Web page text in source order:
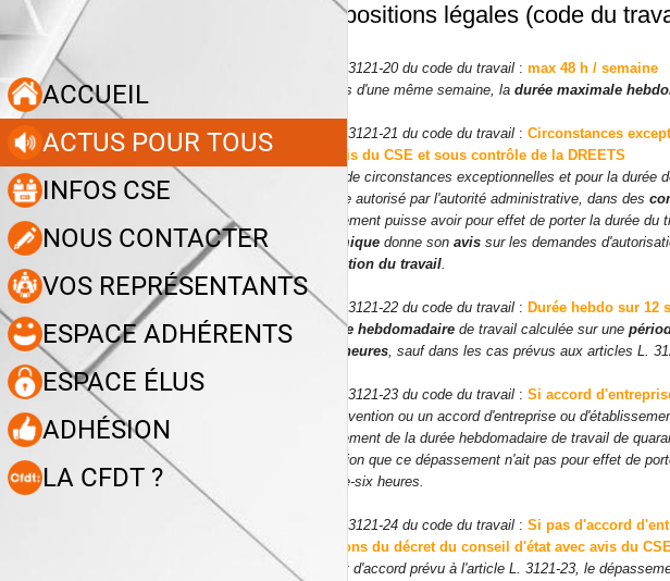
ACCUEIL
ACTUS POUR TOUS
INFOS CSE
NOUS CONTACTER
VOS REPRÉSENTANTS
ESPACE ADHÉRENTS
ESPACE ÉLUS
ADHÉSION
LA CFDT ?
Disopositions légales (code du
Article L3121-20 du code du travail : max 48 h / semaine
Au cours d'une même semaine, la durée maximale
Article L3121-21 du code du travail : Circonstances
avec avis du CSE et sous contrôle de la DREETS
En cas de circonstances exceptionnelles et pour la
peut être autorisé par l'autorité administrative, dans des
dépassement puisse avoir pour effet de porter la durée du
économique donne son avis sur les demandes
l'inspection du travail.
Article L3121-22 du code du travail : Durée hebdo sur 12
durée hebdomadaire de travail calculée sur une
quatre heures, sauf dans les cas prévus aux articles L.
Article L3121-23 du code du travail : Si accord
Une convention ou un accord d'entreprise ou
dépassement de la durée hebdomadaire de travail de
à condition que ce dépassement n'ait pas pour effet de
quarante-six heures.
Article L3121-24 du code du travail : Si pas d'accord
conditions du décret du conseil d'état avec avis du
A défaut d'accord prévu à l'article L. 3121-23, le